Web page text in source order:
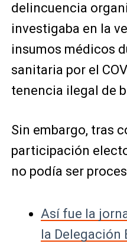
delincuencia
investigaba en la
insumos médicos
sanitaria por el
tenencia ilegal de
Sin embargo, tras
participación
no podía ser
Así fue la
la Delegación